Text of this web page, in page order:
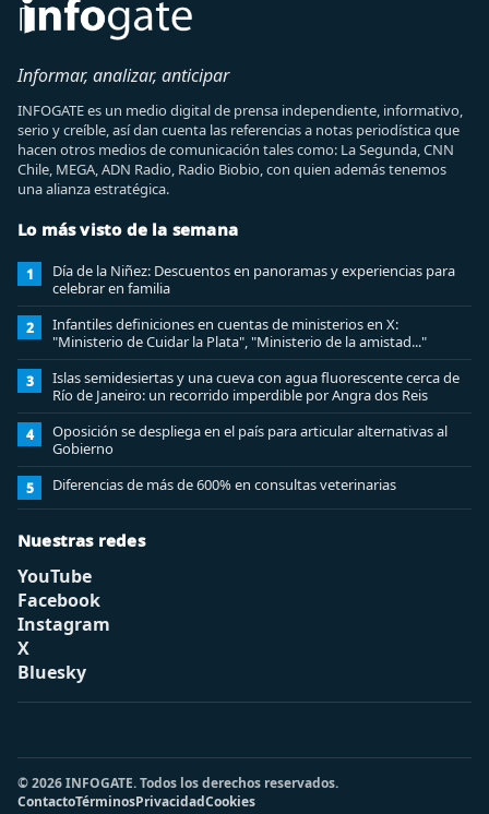
Informar, analizar, anticipar
INFOGATE es un medio digital de prensa independiente, informativo,
serio y creíble, así dan cuenta las referencias a notas periodística que
hacen otros medios de comunicación tales como: La Segunda, CNN
Chile, MEGA, ADN Radio, Radio Biobio, con quien además tenemos
una alianza estratégica.
Lo más visto de la semana
1
Día de la Niñez: Descuentos en panoramas y experiencias para
celebrar en familia
2
Infantiles definiciones en cuentas de ministerios en X:
"Ministerio de Cuidar la Plata", "Ministerio de la amistad..."
3
Islas semidesiertas y una cueva con agua fluorescente cerca de
Río de Janeiro: un recorrido imperdible por Angra dos Reis
4
Oposición se despliega en el país para articular alternativas al
Gobierno
5 Diferencias de más de 600% en consultas veterinarias
Nuestras redes
YouTube
Facebook
Instagram
X
Bluesky
© 2026 INFOGATE. Todos los derechos reservados.
ContactoTérminosPrivacidadCookies